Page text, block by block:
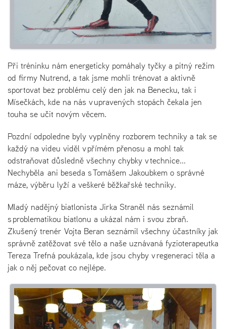
Při tréninku nám energeticky pomáhaly tyčky a pitný režim
od firmy Nutrend, a tak jsme mohli trénovat a aktivně
sportovat bez problému celý den jak na Benecku, tak i
Mísečkách, kde na nás v upravených stopách čekala jen
touha se učit novým věcem.
Pozdní odpoledne byly vyplněny rozborem techniky a tak se
každý na videu viděl v přímém přenosu a mohl tak
odstraňovat důsledně všechny chybky v technice...
Nechyběla ani beseda s Tomášem Jakoubkem o správné
máze, výběru lyží a veškeré běžkařské techniky.
Mladý nadějný biatlonista Jirka Straněl nás seznámil
s problematikou biatlonu a ukázal nám i svou zbraň.
Zkušený trenér Vojta Beran seznámil všechny účastníky jak
správně zatěžovat své tělo a naše uznávaná fyzioterapeutka
Tereza Trefná poukázala, kde jsou chyby v regeneraci těla a
jak o něj pečovat co nejlépe.